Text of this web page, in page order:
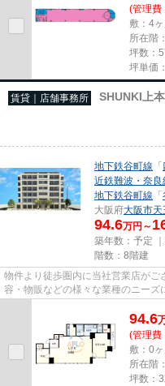
(管理費
敷：4
所在階
坪数：
坪単価：
賃貸｜店舗事務所 SHUNKI上
地下鉄谷町線 「
近鉄難波・奈良
地下鉄谷町線 「
大阪府大阪市天
94.6万円～
築年数：予定 ｜
階数：8階建
物件より徒歩圏内に当社営業店がご
容・物販などの様々な業種のニーズ
尚、弊社ではおとり広告は一切...
94.6
(管理費
敷：0
所在階
坪数：